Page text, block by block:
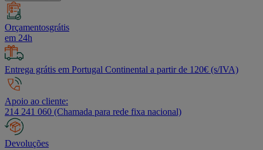
Orçamentosgrátis
em 24h
Entrega grátis em Portugal Continental a partir de 120€ (s/IVA)
Apoio ao cliente:
214 241 060 (Chamada para rede fixa nacional)
Devoluções